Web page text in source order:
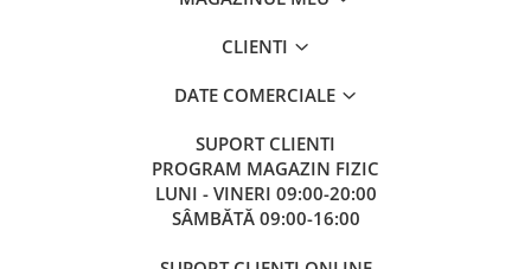
CLIENTI
DATE COMERCIALE
SUPORT CLIENTI
PROGRAM MAGAZIN FIZIC
LUNI - VINERI 09:00-20:00
SÂMBĂTĂ 09:00-16:00